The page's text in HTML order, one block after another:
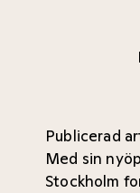
Publicerad
Med sin
Stockholm